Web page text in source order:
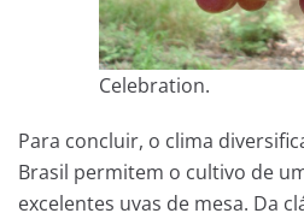
Celebration.
Para concluir, o clima
Brasil permitem o cultivo de
excelentes uvas de mesa. Da